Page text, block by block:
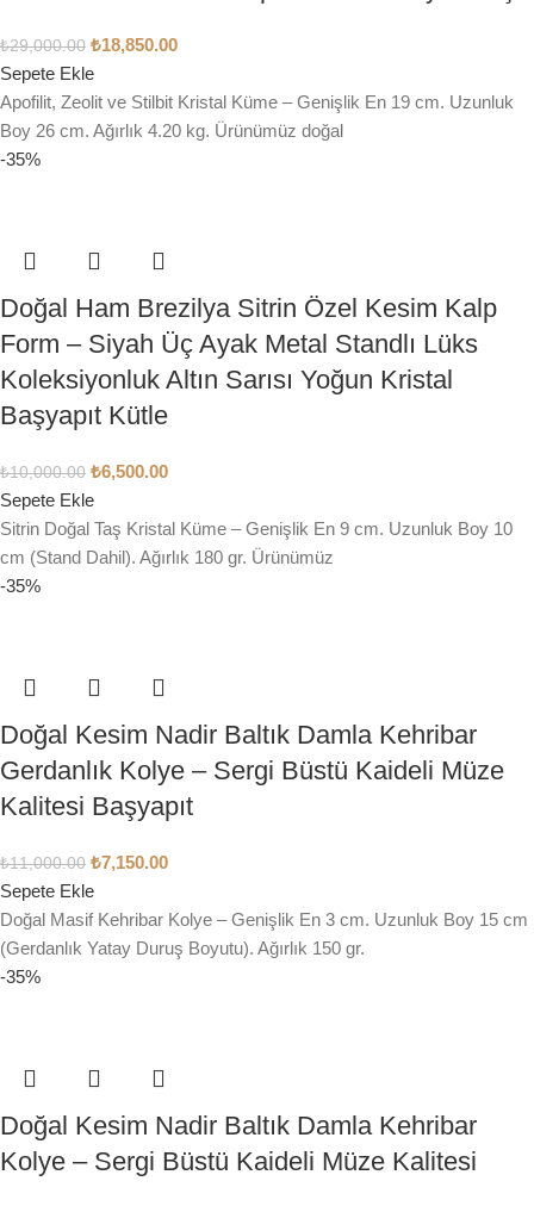
₺29,000.00 ₺18,850.00
Sepete Ekle
Apofilit, Zeolit ve Stilbit Kristal Küme – Genişlik En 19 cm. Uzunluk
Boy 26 cm. Ağırlık 4.20 kg. Ürünümüz doğal
-35%
Doğal Ham Brezilya Sitrin Özel Kesim Kalp
Form – Siyah Üç Ayak Metal Standlı Lüks
Koleksiyonluk Altın Sarısı Yoğun Kristal
Başyapıt Kütle
₺10,000.00 ₺6,500.00
Sepete Ekle
Sitrin Doğal Taş Kristal Küme – Genişlik En 9 cm. Uzunluk Boy 10
cm (Stand Dahil). Ağırlık 180 gr. Ürünümüz
-35%
Doğal Kesim Nadir Baltık Damla Kehribar
Gerdanlık Kolye – Sergi Büstü Kaideli Müze
Kalitesi Başyapıt
₺11,000.00 ₺7,150.00
Sepete Ekle
Doğal Masif Kehribar Kolye – Genişlik En 3 cm. Uzunluk Boy 15 cm
(Gerdanlık Yatay Duruş Boyutu). Ağırlık 150 gr.
-35%
Doğal Kesim Nadir Baltık Damla Kehribar
Kolye – Sergi Büstü Kaideli Müze Kalitesi